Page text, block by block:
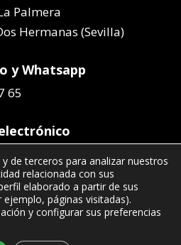
Palmera
Hermanas (Sevilla)
y Whatsapp
65
de terceros para analizar nuestros
relacionada con sus
elaborado a partir de sus
páginas visitadas).
y configurar sus preferencias